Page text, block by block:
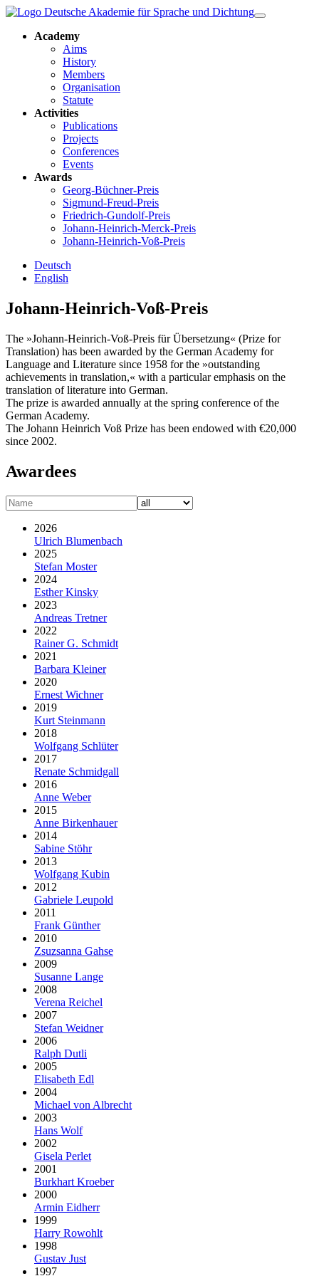
Academy
Aims
History
Members
Organisation
Statute
Activities
Publications
Projects
Conferences
Events
Awards
Georg-Büchner-Preis
Sigmund-Freud-Preis
Friedrich-Gundolf-Preis
Johann-Heinrich-Merck-Preis
Johann-Heinrich-Voß-Preis
Deutsch
English
Johann-Heinrich-Voß-Preis
The »Johann-Heinrich-Voß-Preis für Übersetzung« (Prize for
Translation) has been awarded by the German Academy for
Language and Literature since 1958 for the »outstanding
achievements in translation,« with a particular emphasis on the
translation of literature into German.
The prize is awarded annually at the spring conference of the
German Academy.
The Johann Heinrich Voß Prize has been endowed with €20,000
since 2002.
Awardees
2026
Ulrich Blumenbach
2025
Stefan Moster
2024
Esther Kinsky
2023
Andreas Tretner
2022
Rainer G. Schmidt
2021
Barbara Kleiner
2020
Ernest Wichner
2019
Kurt Steinmann
2018
Wolfgang Schlüter
2017
Renate Schmidgall
2016
Anne Weber
2015
Anne Birkenhauer
2014
Sabine Stöhr
2013
Wolfgang Kubin
2012
Gabriele Leupold
2011
Frank Günther
2010
Zsuzsanna Gahse
2009
Susanne Lange
2008
Verena Reichel
2007
Stefan Weidner
2006
Ralph Dutli
2005
Elisabeth Edl
2004
Michael von Albrecht
2003
Hans Wolf
2002
Gisela Perlet
2001
Burkhart Kroeber
2000
Armin Eidherr
1999
Harry Rowohlt
1998
Gustav Just
1997